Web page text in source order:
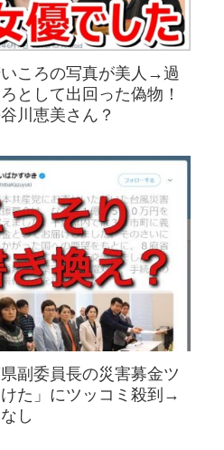
ころの写真が美人→過
として出回った偽物！
川恵美さん？
副委員長の災害募金ツ
た」にツッコミ殺到→
し